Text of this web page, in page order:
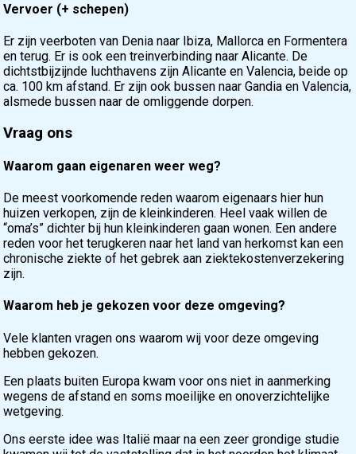
Vervoer (+ schepen)
Er zijn veerboten van Denia naar Ibiza, Mallorca en Formentera
en terug. Er is ook een treinverbinding naar Alicante. De
dichtstbijzijnde luchthavens zijn Alicante en Valencia, beide op
ca. 100 km afstand. Er zijn ook bussen naar Gandia en Valencia,
alsmede bussen naar de omliggende dorpen.
Vraag ons
Waarom gaan eigenaren weer weg?
De meest voorkomende reden waarom eigenaars hier hun
huizen verkopen, zijn de kleinkinderen. Heel vaak willen de
“oma’s” dichter bij hun kleinkinderen gaan wonen. Een andere
reden voor het terugkeren naar het land van herkomst kan een
chronische ziekte of het gebrek aan ziektekostenverzekering
zijn.
Waarom heb je gekozen voor deze omgeving?
Vele klanten vragen ons waarom wij voor deze omgeving
hebben gekozen.
Een plaats buiten Europa kwam voor ons niet in aanmerking
wegens de afstand en soms moeilijke en onoverzichtelijke
wetgeving.
Ons eerste idee was Italië maar na een zeer grondige studie